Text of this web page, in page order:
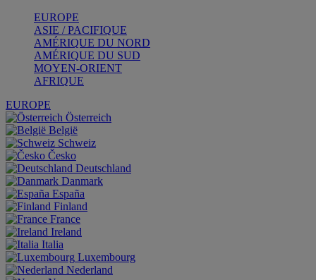
EUROPE
ASIE / PACIFIQUE
AMÉRIQUE DU NORD
AMÉRIQUE DU SUD
MOYEN-ORIENT
AFRIQUE
EUROPE
Österreich
België
Schweiz
Česko
Deutschland
Danmark
España
Finland
France
Ireland
Italia
Luxembourg
Nederland